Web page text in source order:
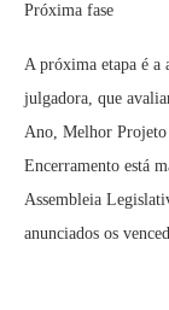
Próxima fase
A próxima etapa é a
julgadora, que
Ano, Melhor Projeto
Encerramento está
Assembleia
anunciados os